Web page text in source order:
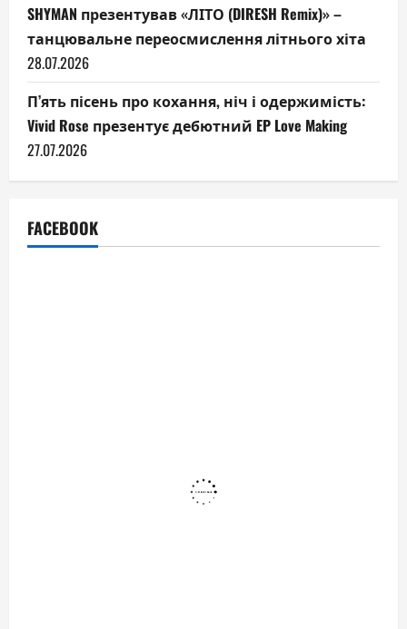
SHYMAN презентував «ЛІТО (DIRESH Remix)» –
танцювальне переосмислення літнього хіта
28.07.2026
П’ять пісень про кохання, ніч і одержимість:
Vivid Rose презентує дебютний EP Love Making
27.07.2026
FACEBOOK